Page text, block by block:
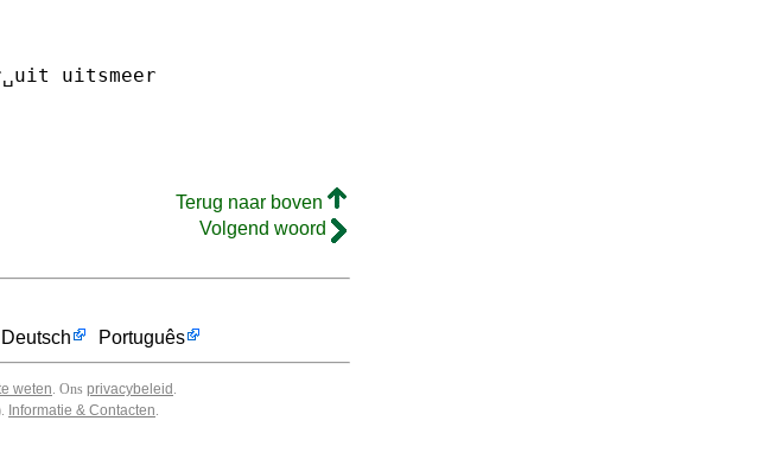
uitsmeer
Terug naar boven
Volgend woord
Deutsch Português
weten. Ons privacybeleid .
Informatie & Contacten.